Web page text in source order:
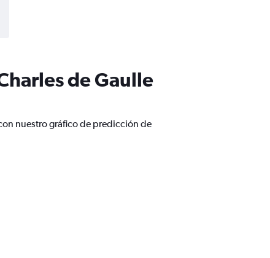
de Gaulle
nuestro gráfico de predicción de